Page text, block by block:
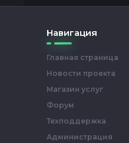
Навигация
Главная страница
Новости проекта
Магазин услуг
Форум
Техподдержка
Администрация